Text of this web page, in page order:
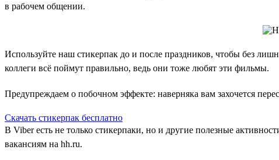
в рабочем общении.
Используйте наш стикерпак до и после праздников, чтобы без
коллеги всё поймут правильно, ведь они тоже любят эти фильмы.
Предупреждаем о побочном эффекте: наверняка вам захочется
Скачать стикерпак бесплатно
В Viber есть не только стикерпаки, но и другие полезные
вакансиям на hh.ru.